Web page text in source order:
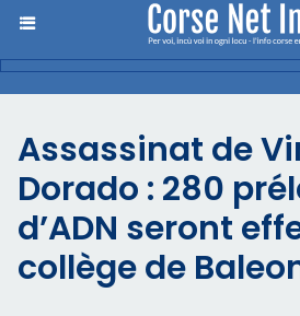
Assassinat de
Dorado : 280
d’ADN seront
collège de